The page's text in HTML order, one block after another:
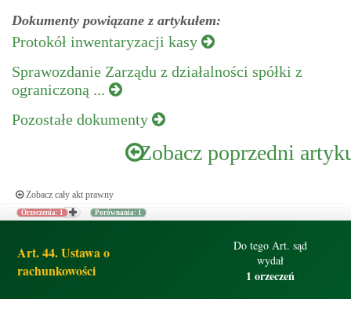
Dokumenty powiązane z artykułem:
Protokół inwentaryzacji kasy
Sprawozdanie Zarządu z działalności spółki z
ograniczoną ...
Pozostałe dokumenty
Zobacz poprzedni
Zobacz cały akt prawny
Orzeczenia: 1 Porównania: 1
Art. 44. Ustawa o
rachunkowości
Do tego Art. sąd
wydał
1 orzeczeń